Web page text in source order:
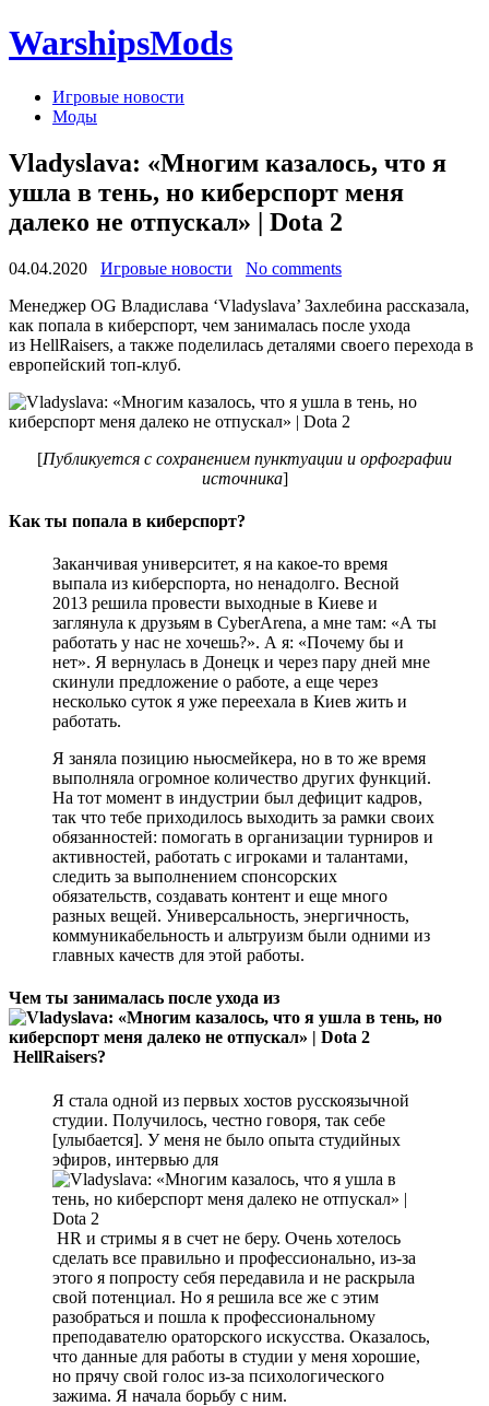
WarshipsMods
Игровые новости
Моды
Vladyslava: «Многим казалось, что я
ушла в тень, но киберспорт меня
далеко не отпускал» | Dota 2
04.04.2020 Игровые новости
No comments
Менеджер OG Владислава ‘Vladyslava’ Захлебина рассказала,
как попала в киберспорт, чем занималась после ухода
из HellRaisers, а также поделилась деталями своего перехода в
европейский топ-клуб.
[Публикуется с сохранением пунктуации и орфографии
источника]
Как ты попала в киберспорт?
Заканчивая университет, я на какое-то время
выпала из киберспорта, но ненадолго. Весной
2013 решила провести выходные в Киеве и
заглянула к друзьям в CyberArena, а мне там: «А ты
работать у нас не хочешь?». А я: «Почему бы и
нет». Я вернулась в Донецк и через пару дней мне
скинули предложение о работе, а еще через
несколько суток я уже переехала в Киев жить и
работать.
Я заняла позицию ньюсмейкера, но в то же время
выполняла огромное количество других функций.
На тот момент в индустрии был дефицит кадров,
так что тебе приходилось выходить за рамки своих
обязанностей: помогать в организации турниров и
активностей, работать с игроками и талантами,
следить за выполнением спонсорских
обязательств, создавать контент и еще много
разных вещей. Универсальность, энергичность,
коммуникабельность и альтруизм были одними из
главных качеств для этой работы.
Чем ты занималась после ухода из
HellRaisers?
Я стала одной из первых хостов русскоязычной
студии. Получилось, честно говоря, так себе
[улыбается]. У меня не было опыта студийных
эфиров, интервью для
HR и стримы я в счет не беру. Очень хотелось
сделать все правильно и профессионально, из-за
этого я попросту себя передавила и не раскрыла
свой потенциал. Но я решила все же с этим
разобраться и пошла к профессиональному
преподавателю ораторского искусства. Оказалось,
что данные для работы в студии у меня хорошие,
но прячу свой голос из-за психологического
зажима. Я начала борьбу с ним.